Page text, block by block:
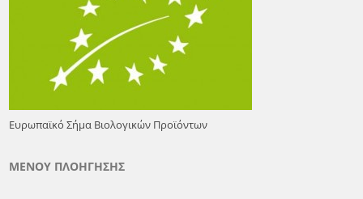
Ευρωπαϊκό Σήμα Βιολογικών Προϊόντων
ΜΕΝΟΥ ΠΛΟΗΓΗΣΗΣ